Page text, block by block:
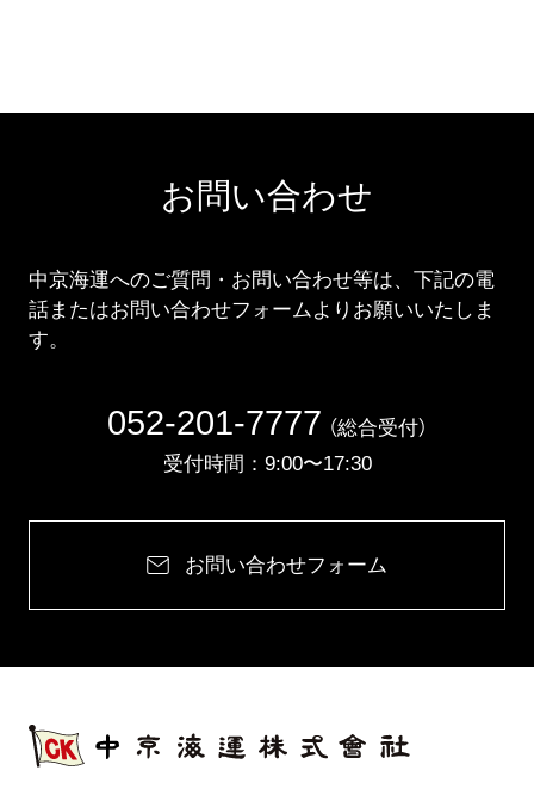
お問い合わせ
中京海運へのご質問・お問い合わせ等は、下記の電
話またはお問い合わせフォームよりお願いいたしま
す。
052-201-7777 （総合受付）
受付時間：9:00〜17:30
お問い合わせフォーム